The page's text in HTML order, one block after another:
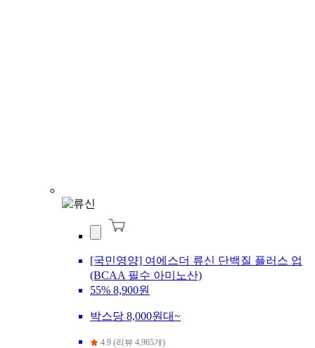
[국민영양] 여에스더 류신 단백질 플러스 업
(BCAA 필수 아미노산)
55% 8,900원
박스당 8,000원대~
4.9 (리뷰 4,965개)